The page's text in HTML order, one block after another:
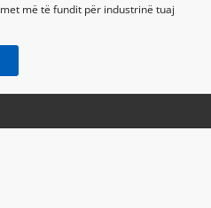
më të fundit për industrinë tuaj